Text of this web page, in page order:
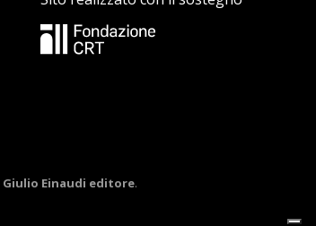
Giulio Einaudi editore.